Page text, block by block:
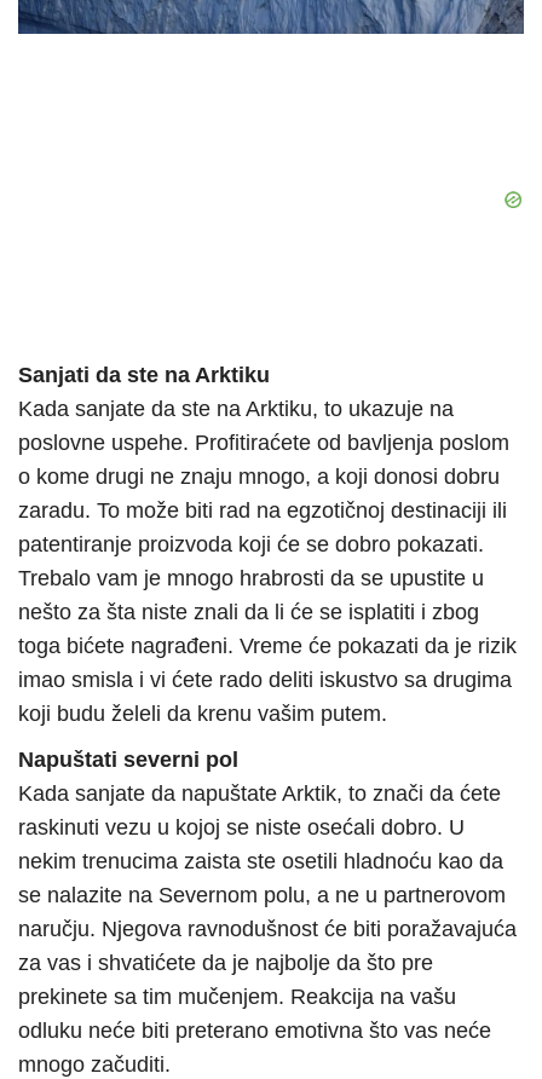
Sanjati da ste na Arktiku
Kada sanjate da ste na Arktiku, to ukazuje na
poslovne uspehe. Profitiraćete od bavljenja poslom
o kome drugi ne znaju mnogo, a koji donosi dobru
zaradu. To može biti rad na egzotičnoj destinaciji ili
patentiranje proizvoda koji će se dobro pokazati.
Trebalo vam je mnogo hrabrosti da se upustite u
nešto za šta niste znali da li će se isplatiti i zbog
toga bićete nagrađeni. Vreme će pokazati da je rizik
imao smisla i vi ćete rado deliti iskustvo sa drugima
koji budu želeli da krenu vašim putem.
Napuštati severni pol
Kada sanjate da napuštate Arktik, to znači da ćete
raskinuti vezu u kojoj se niste osećali dobro. U
nekim trenucima zaista ste osetili hladnoću kao da
se nalazite na Severnom polu, a ne u partnerovom
naručju. Njegova ravnodušnost će biti poražavajuća
za vas i shvatićete da je najbolje da što pre
prekinete sa tim mučenjem. Reakcija na vašu
odluku neće biti preterano emotivna što vas neće
mnogo začuditi.